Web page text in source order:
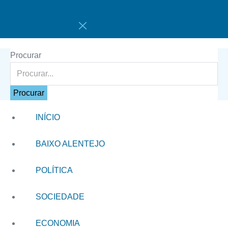
Procurar
Procurar
INÍCIO
BAIXO ALENTEJO
POLÍTICA
SOCIEDADE
ECONOMIA